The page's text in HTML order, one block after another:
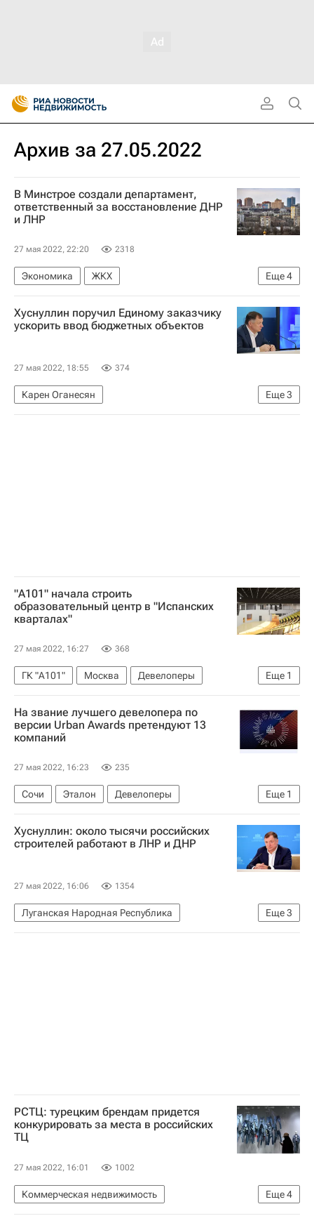
Архив за 27.05.2022
В Минстрое создали департамент,
ответственный за восстановление ДНР
и ЛНР
27 мая 2022, 22:20 2318
Еще4
Экономика
ЖКХ
Донецкая Народная Республика
Луганская Народная Республика
Россия
Министерство строительства и жилищно-коммунального хозяйства РФ (Минстрой России)
Хуснуллин поручил Единому заказчику
ускорить ввод бюджетных объектов
27 мая 2022, 18:55 374
Еще3
Карен Оганесян
Библиотека академического Института научной информации по общественным наукам (ИНИОН)
"А101" начала строить
образовательный центр в "Испанских
кварталах"
27 мая 2022, 16:27 368
Еще 1
ГК "А101" Москва
Девелоперы
Строительство
На звание лучшего девелопера по
версии Urban Awards претендуют 13
компаний
27 мая 2022, 16:23 235
Еще 1
Сочи Эталон
Девелоперы
Urban Awards
Хуснуллин: около тысячи российских
строителей работают в ЛНР и ДНР
27 мая 2022, 16:06 1354
Еще3
Луганская Народная Республика
Донецкая Народная Республика
РСТЦ: турецким брендам придется
конкурировать за места в российских
ТЦ
27 мая 2022, 16:01 1002
Еще4
Коммерческая недвижимость
Торговые центры
Турция
Экономика